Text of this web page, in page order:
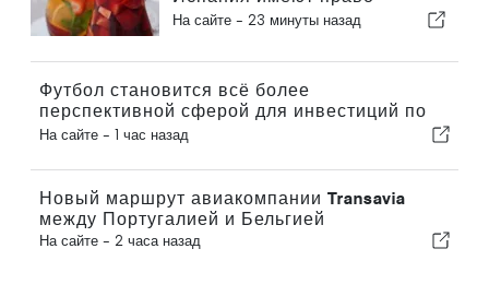
официально продавать
названием
На сайте - 23 минуты назад
Футбол становится всё более
перспективной сферой для инвестиций по
всей Европе
На сайте - 1 час назад
Новый маршрут авиакомпании Transavia
между Португалией и Бельгией
На сайте - 2 часа назад